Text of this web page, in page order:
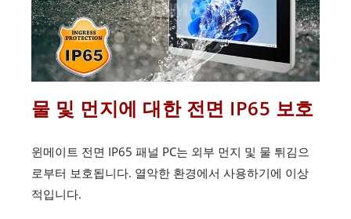
물 및 먼지에 대한 전면 IP65 보호
윈메이트 전면 IP65 패널 PC는 외부 먼지 및 물 튀김으
로부터 보호됩니다. 열악한 환경에서 사용하기에 이상
적입니다.